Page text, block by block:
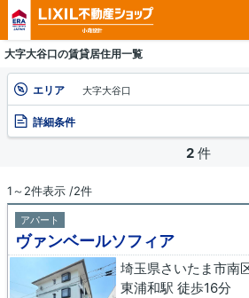
大字大谷口の賃貸居住用一覧
エリア 大字大谷口
詳細条件
2 件
1～2件表示 /2件
アパート
ヴァンベールソフィア
埼玉県さいたま市南
東浦和駅 徒歩16分